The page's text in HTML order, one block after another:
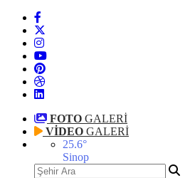
FOTO GALERİ
VİDEO GALERİ
25.6°
Sinop